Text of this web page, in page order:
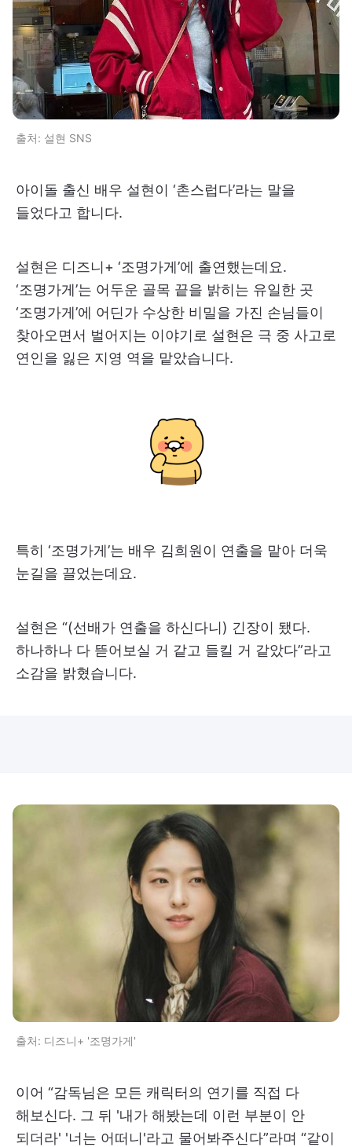
출처: 설현 SNS
아이돌 출신 배우 설현이 ‘촌스럽다’라는 말을
들었다고 합니다.
설현은 디즈니+ ‘조명가게’에 출연했는데요.
‘조명가게’는 어두운 골목 끝을 밝히는 유일한 곳
‘조명가게’에 어딘가 수상한 비밀을 가진 손님들이
찾아오면서 벌어지는 이야기로 설현은 극 중 사고로
연인을 잃은 지영 역을 맡았습니다.
특히 ‘조명가게’는 배우 김희원이 연출을 맡아 더욱
눈길을 끌었는데요.
설현은 “(선배가 연출을 하신다니) 긴장이 됐다.
하나하나 다 뜯어보실 거 같고 들킬 거 같았다”라고
소감을 밝혔습니다.
출처: 디즈니+ '조명가게'
이어 “감독님은 모든 캐릭터의 연기를 직접 다
해보신다. 그 뒤 '내가 해봤는데 이런 부분이 안
되더라' '너는 어떠니'라고 물어봐주신다”라며 “같이